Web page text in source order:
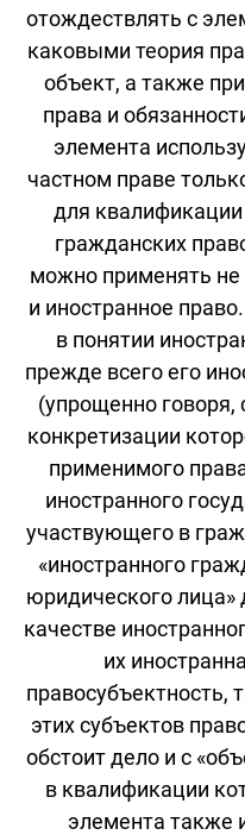
отождествлять с
каковыми теория
объект, а также
права и
элемента
частном праве
для квалификации
гражданских
можно применять не
и иностранное
в понятии
прежде всего его
(упрощенно говоря,
конкретизации
применимого
иностранного
участвующего в
«иностранного
юридического
качестве
их
правосубъектность,
этих субъектов
обстоит дело и с
в квалификации
элемента также